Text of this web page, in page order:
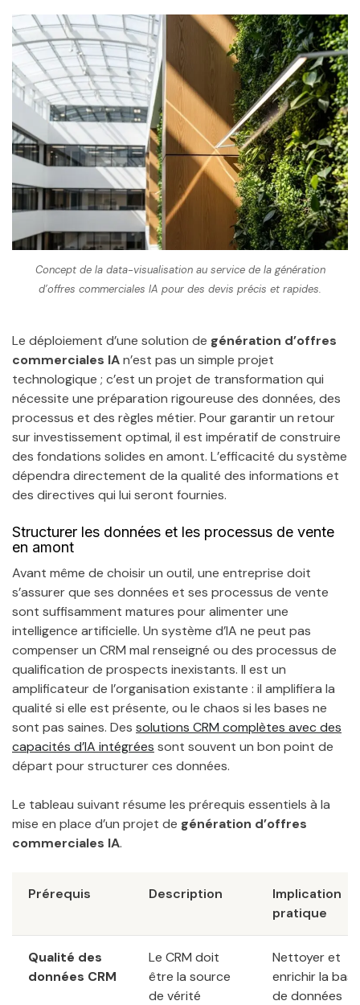
Concept de la data-visualisation au service de la génération
d’offres commerciales IA pour des devis précis et rapides.
Le déploiement d’une solution de génération d’offres
commerciales IAn’est pas un simple projet
technologique ; c’est un projet de transformation qui
nécessite une préparation rigoureuse des données, des
processus et des règles métier. Pour garantir un retour
sur investissement optimal, il est impératif de construire
des fondations solides en amont. L’efficacité du système
dépendra directement de la qualité des informations et
des directives qui lui seront fournies.
Structurer les données et les processus de vente
en amont
Avant même de choisir un outil, une entreprise doit
s’assurer que ses données et ses processus de vente
sont suffisamment matures pour alimenter une
intelligence artificielle. Un système d’IA ne peut pas
compenser un CRM mal renseigné ou des processus de
qualification de prospects inexistants. Il est un
amplificateur de l’organisation existante : il amplifiera la
qualité si elle est présente, ou le chaos si les bases ne
sont pas saines. Des solutions CRM complètes avec des
capacités d’IA intégrées sont souvent un bon point de
départ pour structurer ces données.
Le tableau suivant résume les prérequis essentiels à la
mise en place d’un projet de génération d’offres
commerciales IA.
Prérequis Description
Implication
pratique
Qualité des
données CRM
Le CRM doit
être la source
de vérité
Nettoyer et
enrichir la base
de données